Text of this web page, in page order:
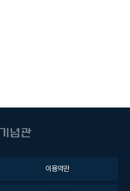
이용약관